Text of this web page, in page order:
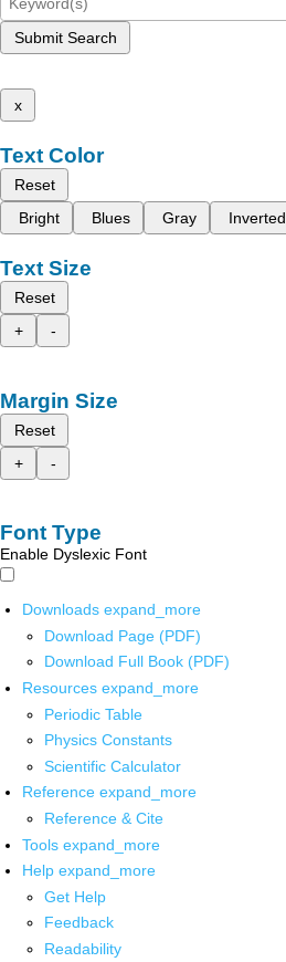
Submit Search
x
Text Color
Reset
Bright
Blues Gray Inverted
Text Size
Reset
+
-
Margin Size
Reset
+
-
Font Type
Enable Dyslexic Font
Downloads expand_more
Download Page (PDF)
Download Full Book (PDF)
Resources expand_more
Periodic Table
Physics Constants
Scientific Calculator
Reference expand_more
Reference & Cite
Tools expand_more
Help expand_more
Get Help
Feedback
Readability